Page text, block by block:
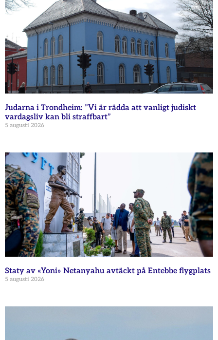
Judarna i Trondheim: ”Vi är rädda att vanligt judiskt
vardagsliv kan bli straffbart”
5 augusti 2026
Staty av «Yoni» Netanyahu avtäckt på Entebbe flygplats
5 augusti 2026